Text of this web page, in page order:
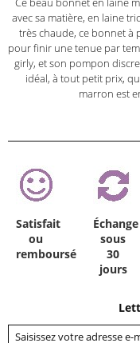
avec sa matière, en laine
très chaude, ce bonnet
pour finir une tenue par
girly, et son pompon
idéal, à tout petit prix,
marron est
Satisfait
ou
remboursé
Échange
sous
30
jours